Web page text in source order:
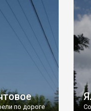
по дороге